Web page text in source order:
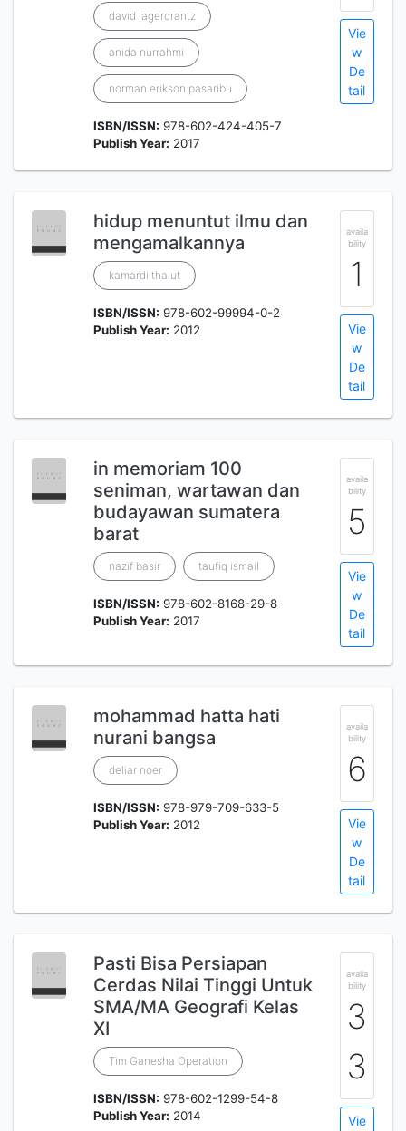
david lagercrantz
anida nurrahmi
norman erikson pasaribu
ISBN/ISSN: 978-602-424-405-7
Publish Year: 2017
Vie
w
De
tail
hidup menuntut ilmu dan
mengamalkannya
kamardi thalut
ISBN/ISSN: 978-602-99994-0-2
Publish Year: 2012
availa
bility
1
Vie
w
De
tail
in memoriam 100
seniman, wartawan dan
budayawan sumatera
barat
nazif basir taufiq ismail
ISBN/ISSN: 978-602-8168-29-8
Publish Year: 2017
availa
bility
5
Vie
w
De
tail
mohammad hatta hati
nurani bangsa
deliar noer
ISBN/ISSN: 978-979-709-633-5
Publish Year: 2012
availa
bility
6
Vie
w
De
tail
Pasti Bisa Persiapan
Cerdas Nilai Tinggi Untuk
SMA/MA Geografi Kelas
XI
Tim Ganesha Operation
ISBN/ISSN: 978-602-1299-54-8
Publish Year: 2014
availa
bility
3
3
Vie